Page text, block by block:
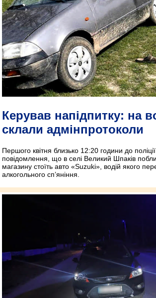
Керував напідпитку: на
склали адмінпротоколи
Першого квітня близько 12:20 години до
повідомлення, що в селі Великий Шпаків
магазину стоїть авто «Suzuki», водій якого
алкогольного сп’яніння.